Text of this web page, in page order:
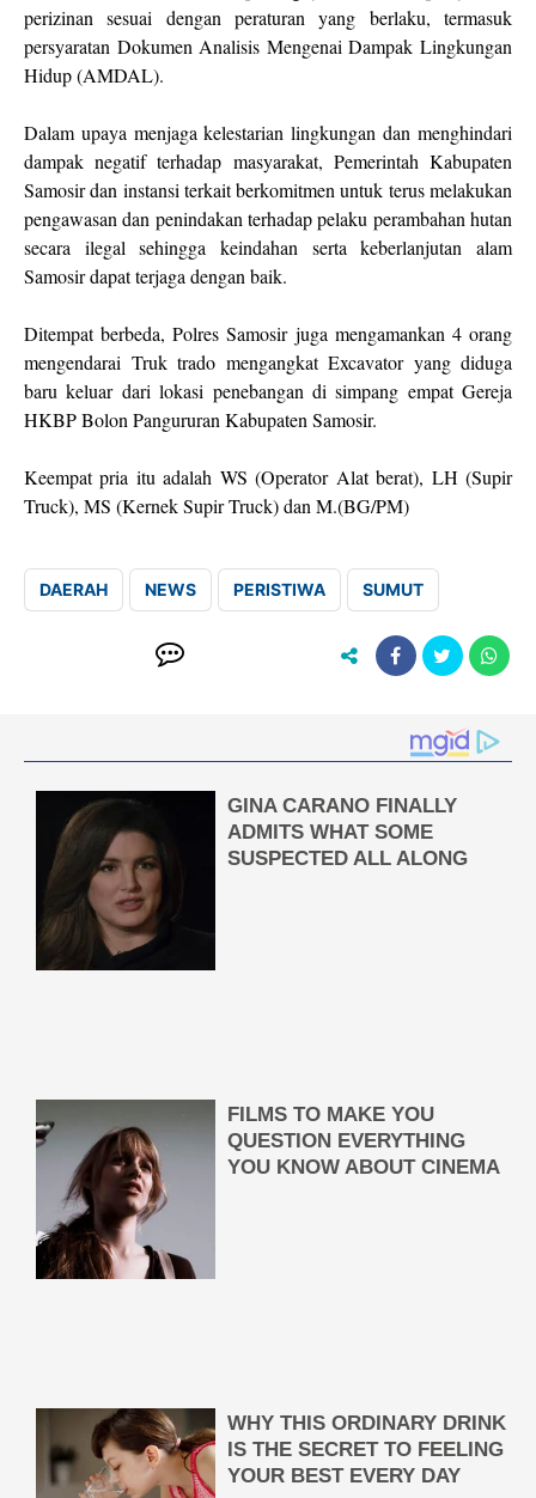
perizinan sesuai dengan peraturan yang berlaku, termasuk
persyaratan Dokumen Analisis Mengenai Dampak Lingkungan
Hidup (AMDAL).
Dalam upaya menjaga kelestarian lingkungan dan menghindari
dampak negatif terhadap masyarakat, Pemerintah Kabupaten
Samosir dan instansi terkait berkomitmen untuk terus melakukan
pengawasan dan penindakan terhadap pelaku perambahan hutan
secara ilegal sehingga keindahan serta keberlanjutan alam
Samosir dapat terjaga dengan baik.
Ditempat berbeda, Polres Samosir juga mengamankan 4 orang
mengendarai Truk trado mengangkat Excavator yang diduga
baru keluar dari lokasi penebangan di simpang empat Gereja
HKBP Bolon Pangururan Kabupaten Samosir.
Keempat pria itu adalah WS (Operator Alat berat), LH (Supir
Truck), MS (Kernek Supir Truck) dan M.(BG/PM)
DAERAH NEWS PERISTIWA SUMUT